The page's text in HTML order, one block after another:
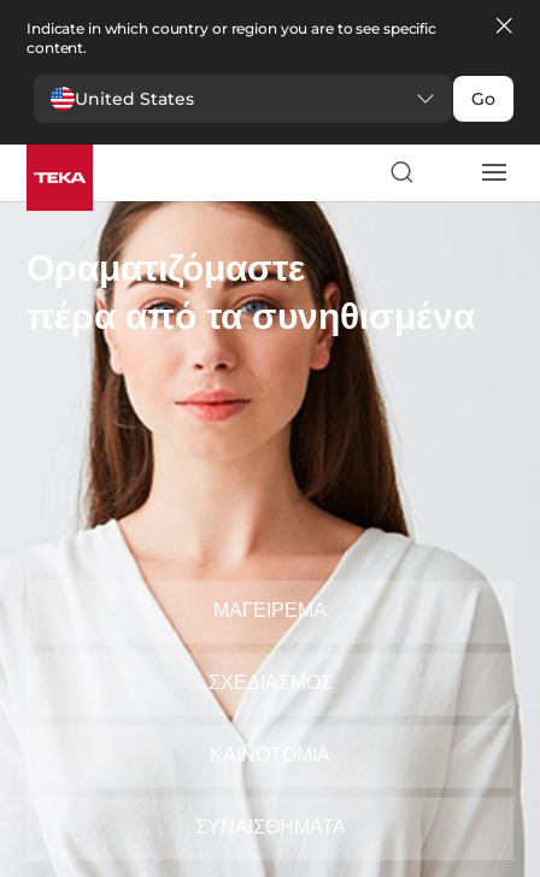
Indicate in which country or region you are to see specific
content.
United States Go
Οραματιζόμαστε
πέρα από τα συνηθισμένα
ΜΑΓΕΊΡΕΜΑ
ΣΧΕΔΙΑΣΜΌΣ
ΚΑΙΝΟΤΟΜΊΑ
ΣΥΝΑΙΣΘΉΜΑΤΑ